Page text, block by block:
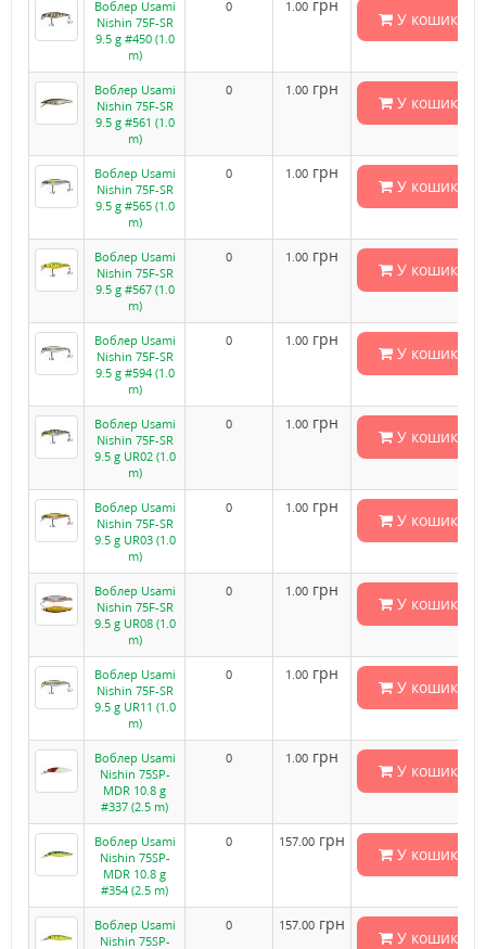
Воблер Usami
Nishin 75F-SR
9.5 g #450 (1.0
m)
0 1.00 грн
У кошик
Воблер Usami
Nishin 75F-SR
9.5 g #561 (1.0
m)
0 1.00 грн
У кошик
Воблер Usami
Nishin 75F-SR
9.5 g #565 (1.0
m)
0 1.00 грн
У кошик
Воблер Usami
Nishin 75F-SR
9.5 g #567 (1.0
m)
0 1.00 грн
У кошик
Воблер Usami
Nishin 75F-SR
9.5 g #594 (1.0
m)
0 1.00 грн
У кошик
Воблер Usami
Nishin 75F-SR
9.5 g UR02 (1.0
m)
0 1.00 грн
У кошик
Воблер Usami
Nishin 75F-SR
9.5 g UR03 (1.0
m)
0 1.00 грн
У кошик
Воблер Usami
Nishin 75F-SR
9.5 g UR08 (1.0
m)
0 1.00 грн
У кошик
Воблер Usami
Nishin 75F-SR
9.5 g UR11 (1.0
m)
0 1.00 грн
У кошик
Воблер Usami
Nishin 75SP-
MDR 10.8 g
#337 (2.5 m)
0 1.00 грн
У кошик
Воблер Usami
Nishin 75SP-
MDR 10.8 g
#354 (2.5 m)
0 157.00 грн
У кошик
Воблер Usami
Nishin 75SP-
0 157.00 грн
У кошик